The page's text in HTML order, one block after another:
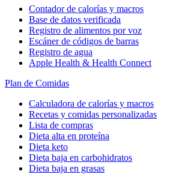
Contador de calorías y macros
Base de datos verificada
Registro de alimentos por voz
Escáner de códigos de barras
Registro de agua
Apple Health & Health Connect
Plan de Comidas
Calculadora de calorías y macros
Recetas y comidas personalizadas
Lista de compras
Dieta alta en proteína
Dieta keto
Dieta baja en carbohidratos
Dieta baja en grasas